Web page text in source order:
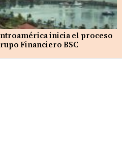
inicia el proceso
Financiero BSC